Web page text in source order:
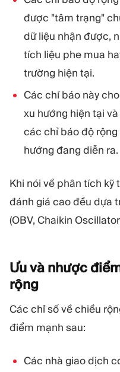
được "tâm trạng"
dữ liệu nhận được,
tích liệu phe mua
trường hiện tại.
Các chỉ báo này
xu hướng hiện tại
các chỉ báo độ
hướng đang diễn ra.
Khi nói về phân tích
đánh giá cao đều dựa
(OBV, Chaikin
Ưu và nhược
rộng
Các chỉ số về chiều
điểm mạnh sau:
Các nhà giao dịch